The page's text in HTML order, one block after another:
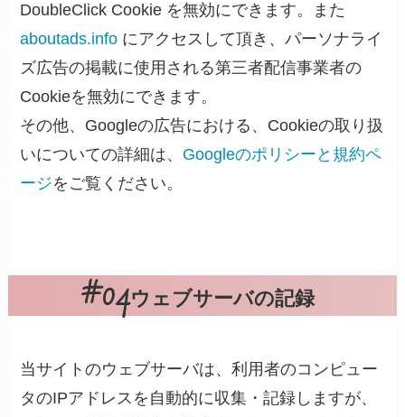
DoubleClick Cookie を無効にできます。また
aboutads.info にアクセスして頂き、パーソナライ
ズ広告の掲載に使用される第三者配信事業者の
Cookieを無効にできます。
その他、Googleの広告における、Cookieの取り扱
いについての詳細は、 Googleのポリシーと規約ペ
ージをご覧ください。
ウェブサーバの記録
当サイトのウェブサーバは、利用者のコンピュー
タのIPアドレスを自動的に収集・記録しますが、